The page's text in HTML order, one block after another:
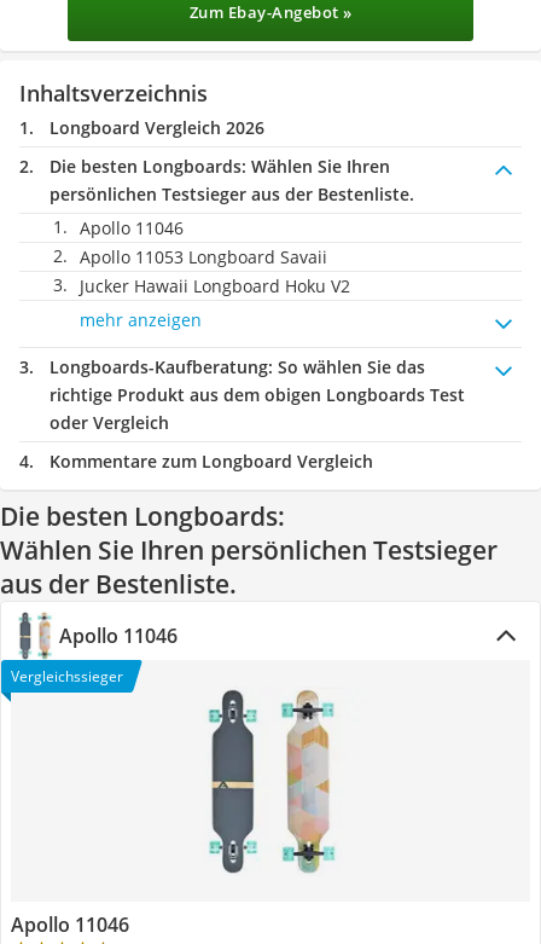
Zum Ebay-Angebot »
Inhaltsverzeichnis
Longboard Vergleich 2026
Die besten Longboards: Wählen Sie Ihren
persönlichen Testsieger aus der Bestenliste.
Apollo 11046
Apollo 11053 Longboard Savaii
Jucker Hawaii Longboard Hoku V2
mehr anzeigen
Longboards-Kaufberatung: So wählen Sie das
richtige Produkt aus dem obigen Longboards Test
oder Vergleich
Kommentare zum Longboard Vergleich
Die besten Longboards:
Wählen Sie Ihren persönlichen Testsieger
aus der Bestenliste.
Apollo 11046
Vergleichssieger
Apollo 11046